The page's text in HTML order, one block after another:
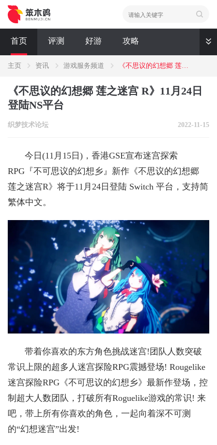
首页 评测 好游 攻略
资讯
评测 新闻
主页 资讯 游戏服务频道
《不思议的幻想郷 莲之迷宫 R》11月24日
登陆NS平台
织梦技术论坛 2022-11-15
今日(11月15日)，香港GSE宣布迷宫探索
RPG『不可思议的幻想乡』新作《不思议的幻想郷
莲之迷宫R》将于11月24日登陆 Switch 平台，支持简
繁体中文。
带着你喜欢的东方角色挑战迷宫!团队人数突破
常识上限的超多人迷宫探险RPG震撼登场! Rougelike
迷宫探险RPG《不可思议的幻想乡》最新作登场，控
制超大人数团队，打破所有Roguelike游戏的常识! 来
吧，带上所有你喜欢的角色，一起向着深不可测
的“幻想迷宫”出发!